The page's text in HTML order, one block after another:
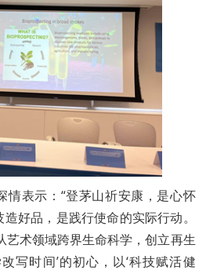
情表示：“登茅山祈安康，是心怀
好品，是践行使命的实际行动。
艺术领域跨界生命科学，创立再生
写时间’的初心，以‘科技赋活健